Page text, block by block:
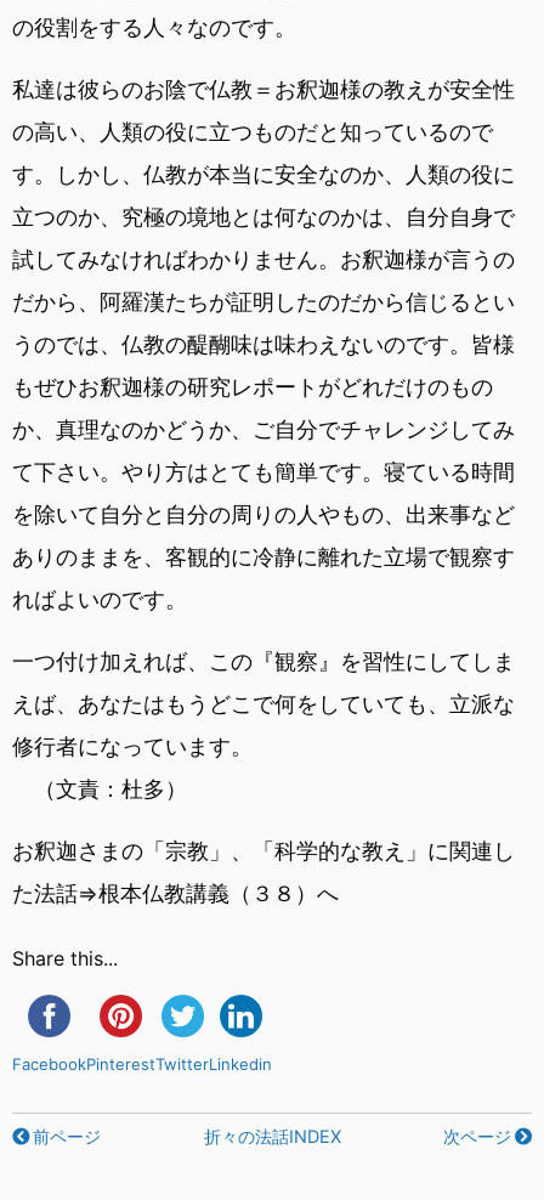
の役割をする人々なのです。
私達は彼らのお陰で仏教＝お釈迦様の教えが安全性
の高い、人類の役に立つものだと知っているので
す。しかし、仏教が本当に安全なのか、人類の役に
立つのか、究極の境地とは何なのかは、自分自身で
試してみなければわかりません。お釈迦様が言うの
だから、阿羅漢たちが証明したのだから信じるとい
うのでは、仏教の醍醐味は味わえないのです。皆様
もぜひお釈迦様の研究レポートがどれだけのもの
か、真理なのかどうか、ご自分でチャレンジしてみ
て下さい。やり方はとても簡単です。寝ている時間
を除いて自分と自分の周りの人やもの、出来事など
ありのままを、客観的に冷静に離れた立場で観察す
ればよいのです。
一つ付け加えれば、この『観察』を習性にしてしま
えば、あなたはもうどこで何をしていても、立派な
修行者になっています。
（文責：杜多）
お釈迦さまの「宗教」、「科学的な教え」に関連し
た法話⇒根本仏教講義（３８）へ
Share this...
FacebookPinterestTwitterLinkedin
前ページ 折々の法話INDEX 次ページ